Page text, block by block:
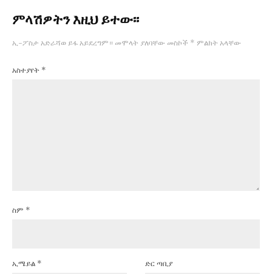
ምላሽዎትን እዚህ ይተው፡፡
ኢ-ፖስታ አድራሻወ ይፋ አይደረግም። መሞላት ያለባቸው መስኮች * ምልክት አላቸው
አስተያየት *
ስም *
ኢሜይል * ድር ጣቢያ